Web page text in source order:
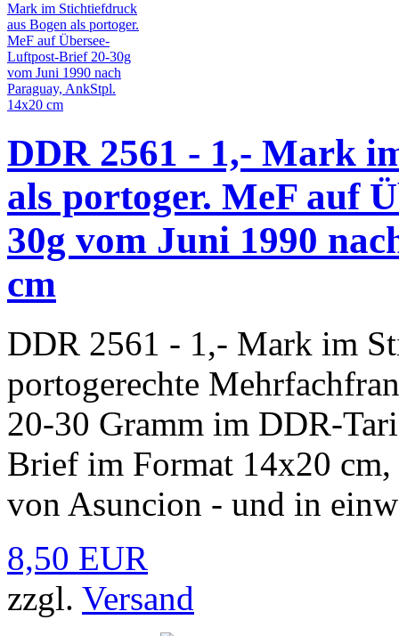
DDR 2561 - 1,- Mark
als portoger. MeF auf
30g vom Juni 1990
cm
DDR 2561 - 1,- Mark im
portogerechte
20-30 Gramm im DDR-
Brief im Format 14x20
von Asuncion - und in
8,50 EUR
zzgl. Versand